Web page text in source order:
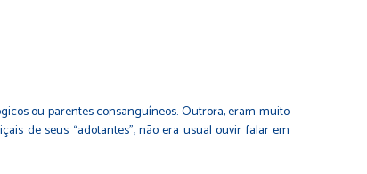
ou parentes consanguíneos. Outrora, eram muito
de seus “adotantes”, não era usual ouvir falar em